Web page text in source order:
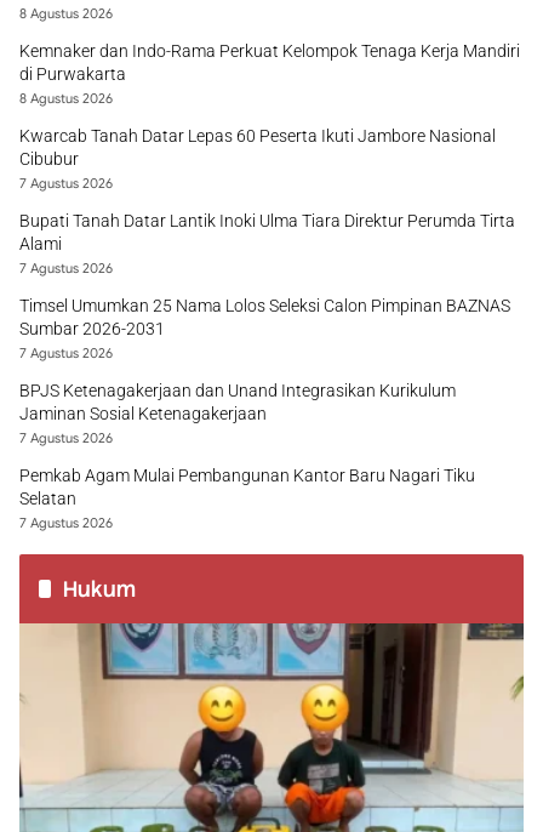
8 Agustus 2026
Kemnaker dan Indo-Rama Perkuat Kelompok Tenaga Kerja Mandiri
di Purwakarta
8 Agustus 2026
Kwarcab Tanah Datar Lepas 60 Peserta Ikuti Jambore Nasional
Cibubur
7 Agustus 2026
Bupati Tanah Datar Lantik Inoki Ulma Tiara Direktur Perumda Tirta
Alami
7 Agustus 2026
Timsel Umumkan 25 Nama Lolos Seleksi Calon Pimpinan BAZNAS
Sumbar 2026-2031
7 Agustus 2026
BPJS Ketenagakerjaan dan Unand Integrasikan Kurikulum
Jaminan Sosial Ketenagakerjaan
7 Agustus 2026
Pemkab Agam Mulai Pembangunan Kantor Baru Nagari Tiku
Selatan
7 Agustus 2026
Hukum